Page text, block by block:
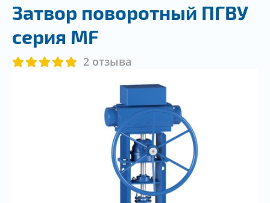
Затвор поворотный ПГВУ
серия MF
2 отзыва